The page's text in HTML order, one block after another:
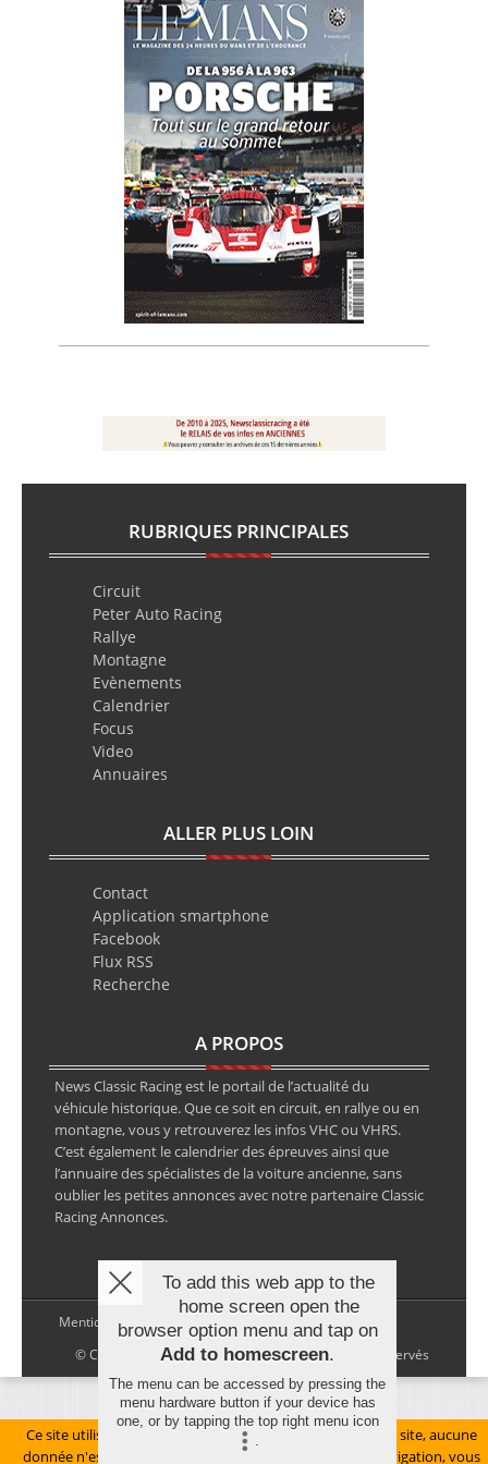
RUBRIQUES PRINCIPALES
Circuit
Peter Auto Racing
Rallye
Montagne
Evènements
Calendrier
Focus
Video
Annuaires
ALLER PLUS LOIN
Contact
Application smartphone
Facebook
Flux RSS
Recherche
A PROPOS
News Classic Racing est le portail de l’actualité du
véhicule historique. Que ce soit en circuit, en rallye ou en
montagne, vous y retrouverez les infos VHC ou VHRS.
C’est également le calendrier des épreuves ainsi que
l’annuaire des spécialistes de la voiture ancienne, sans
oublier les petites annonces avec notre partenaire Classic
Racing Annonces.
Mentions légales
© Copyright 2026 NewsClassicRacing, tous droits réservés
Ce site utilise des cookies pour le bon fonctionnement du site, aucune
donnée n'est collectée à ce titre. En poursuivant votre navigation, vous
To add this web app to the
home screen open the
browser option menu and tap on
Add to homescreen.
The menu can be accessed by pressing the
menu hardware button if your device has
one, or by tapping the top right menu icon